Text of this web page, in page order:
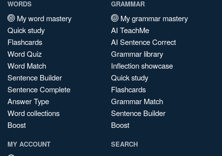
WORDS
My word mastery
Quick study
Flashcards
Word Quiz
Word Match
Sentence Builder
Sentence Complete
Answer Type
Word collections
Boost
GRAMMAR
My grammar mastery
AI TeachMe
AI Sentence Correct
Grammar library
Inflection showcase
Quick study
Flashcards
Grammar Match
Sentence Builder
Boost
MY ACCOUNT SEARCH